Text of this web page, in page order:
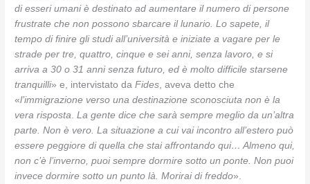
di esseri umani è destinato ad aumentare il numero di persone
frustrate che non possono sbarcare il lunario. Lo sapete, il
tempo di finire gli studi all’università e iniziate a vagare per le
strade per tre, quattro, cinque e sei anni, senza lavoro, e si
arriva a 30 o 31 anni senza futuro, ed è molto difficile starsene
tranquilli» e, intervistato daFides, aveva detto che
«l’immigrazione verso una destinazione sconosciuta non è la
vera risposta.La gente dice che sarà sempre meglio da un’altra
parte. Non è vero. La situazione a cui vai incontro all’estero può
essere peggiore di quella che stai affrontando qui… Almeno qui,
non c’è l’inverno, puoi sempre dormire sotto un ponte. Non puoi
invece dormire sotto un punto là. Morirai di freddo».